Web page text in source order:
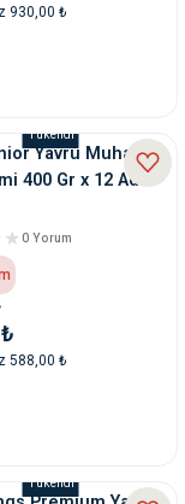
930,00 ₺
Tükendi
Yavru Muhabbet
400 Gr x 12 Adet
0 Yorum
588,00 ₺
Tükendi